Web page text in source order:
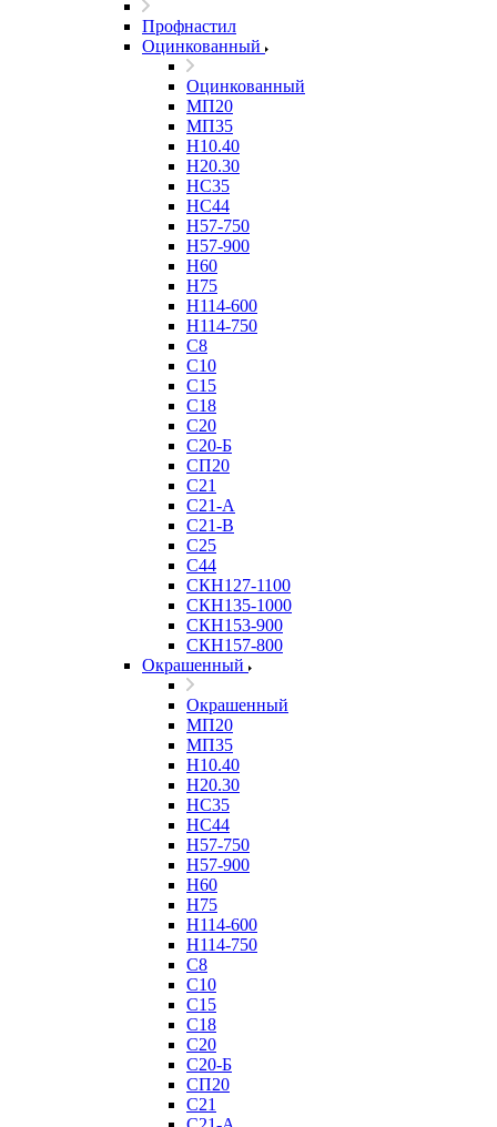
Профнастил
Оцинкованный
Оцинкованный
МП20
МП35
Н10.40
Н20.30
НС35
НС44
Н57-750
Н57-900
Н60
Н75
Н114-600
Н114-750
С8
С10
С15
С18
С20
С20-Б
СП20
С21
С21-А
С21-В
С25
С44
СКН127-1100
СКН135-1000
СКН153-900
СКН157-800
Окрашенный
Окрашенный
МП20
МП35
Н10.40
Н20.30
НС35
НС44
Н57-750
Н57-900
Н60
Н75
Н114-600
Н114-750
С8
С10
С15
С18
С20
С20-Б
СП20
С21